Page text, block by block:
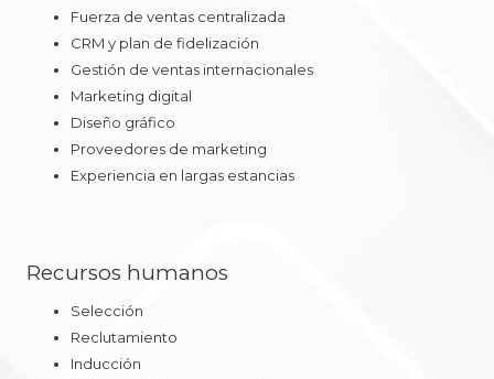
Fuerza de ventas centralizada
CRM y plan de fidelización
Gestión de ventas internacionales
Marketing digital
Diseño gráfico
Proveedores de marketing
Experiencia en largas estancias
Recursos humanos
Selección
Reclutamiento
Inducción